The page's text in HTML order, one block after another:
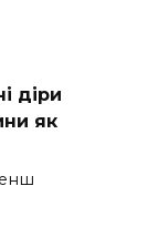
діри
як